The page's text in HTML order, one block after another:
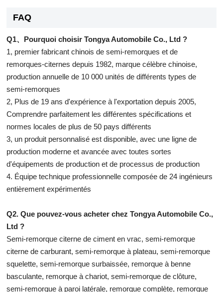
FAQ
Q1、Pourquoi choisir Tongya Automobile Co., Ltd ?
1, premier fabricant chinois de semi-remorques et de
remorques-citernes depuis 1982, marque célèbre chinoise,
production annuelle de 10 000 unités de différents types de
semi-remorques
2, Plus de 19 ans d'expérience à l'exportation depuis 2005,
Comprendre parfaitement les différentes spécifications et
normes locales de plus de 50 pays différents
3, un produit personnalisé est disponible, avec une ligne de
production moderne et avancée avec toutes sortes
d'équipements de production et de processus de production
4. Équipe technique professionnelle composée de 24 ingénieurs
entièrement expérimentés
Q2. Que pouvez-vous acheter chez Tongya Automobile Co.,
Ltd ?
Semi-remorque citerne de ciment en vrac, semi-remorque
citerne de carburant, semi-remorque à plateau, semi-remorque
squelette, semi-remorque surbaissée, remorque à benne
basculante, remorque à chariot, semi-remorque de clôture,
semi-remorque à paroi latérale, remorque complète, remorque